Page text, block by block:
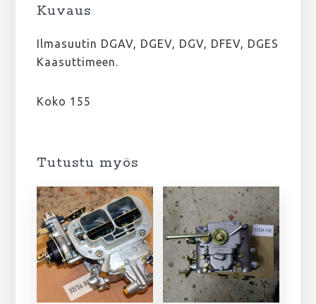
Kuvaus
Ilmasuutin DGAV, DGEV, DGV, DFEV, DGES
Kaasuttimeen.
Koko 155
Tutustu myös